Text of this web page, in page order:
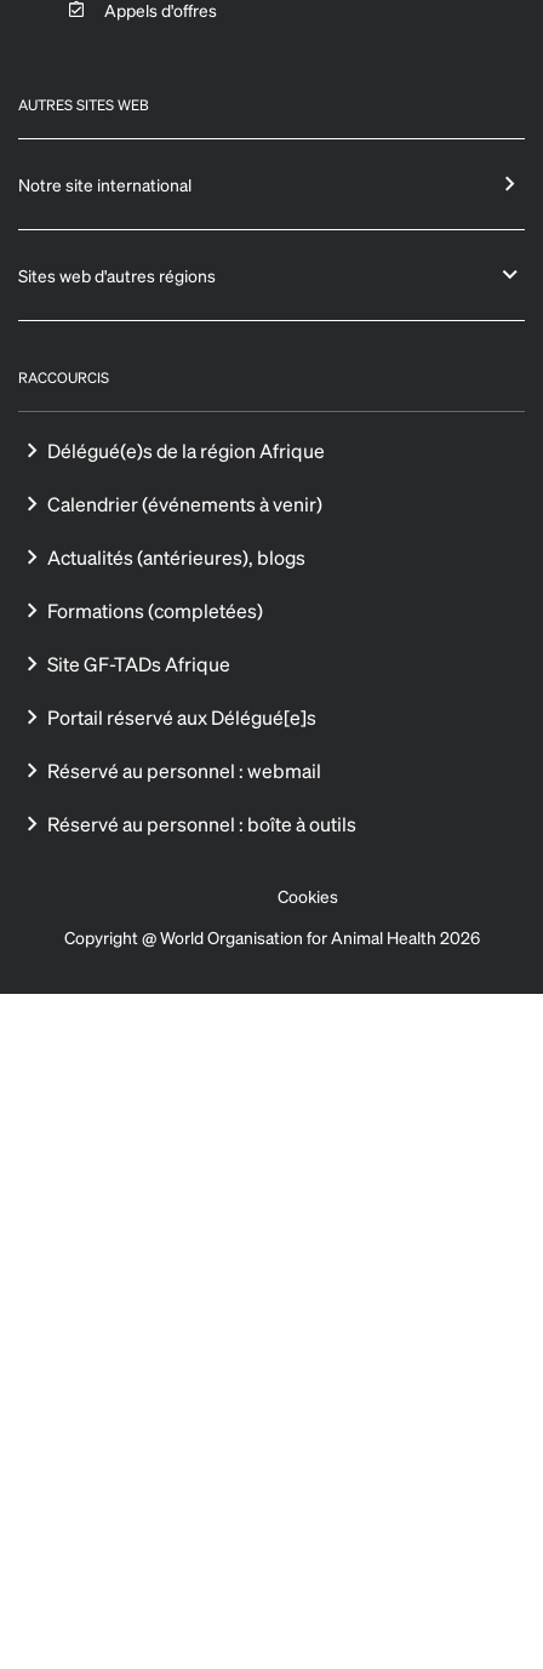
Appels d'offres
AUTRES SITES WEB
Notre site international
Sites web d'autres régions
RACCOURCIS
Délégué(e)s de la région Afrique
Calendrier (événements à venir)
Actualités (antérieures), blogs
Formations (completées)
Site GF-TADs Afrique
Portail réservé aux Délégué[e]s
Réservé au personnel : webmail
Réservé au personnel : boîte à outils
Cookies
Copyright @ World Organisation for Animal Health 2026